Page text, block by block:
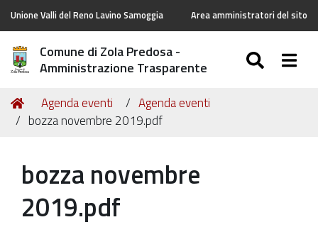
Unione Valli del Reno Lavino Samoggia Area amministratori del sito
Comune di Zola Predosa -
Amministrazione Trasparente
Tu
sei
Home
Agenda eventi
Agenda eventi
bozza novembre 2019.pdf
bozza novembre
2019.pdf